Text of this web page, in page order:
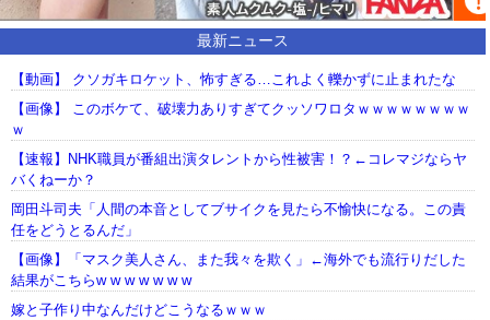
最新ニュース
【動画】 クソガキロケット、怖すぎる…これよく轢かずに止まれたな
【画像】 このボケて、破壊力ありすぎてクッソワロタｗｗｗｗｗｗｗｗ
ｗ
【速報】NHK職員が番組出演タレントから性被害！？←コレマジならヤ
バくねーか？
岡田斗司夫「人間の本音としてブサイクを見たら不愉快になる。この責
任をどうとるんだ」
【画像】「マスク美人さん、また我々を欺く」←海外でも流行りだした
結果がこちらw w w w w w w
嫁と子作り中なんだけどこうなるｗｗｗ